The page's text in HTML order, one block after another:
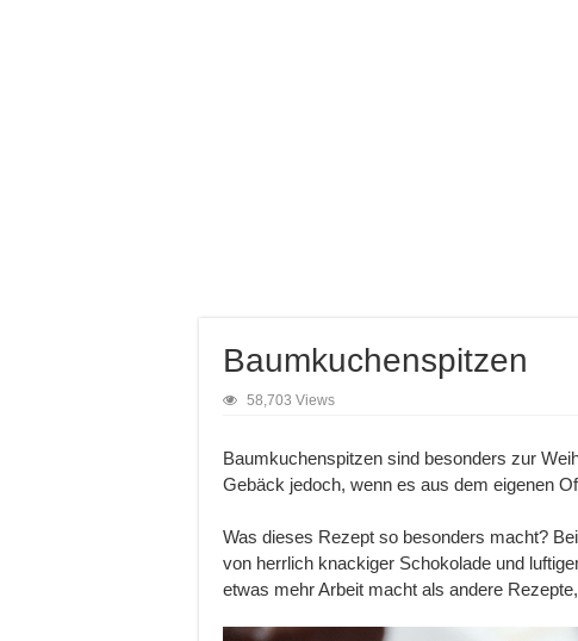
Baumkuchenspitzen
58,703 Views
Baumkuchenspitzen sind besonders zur
Gebäck jedoch, wenn es aus dem eigenen
Was dieses Rezept so besonders macht?
von herrlich knackiger Schokolade und
etwas mehr Arbeit macht als andere